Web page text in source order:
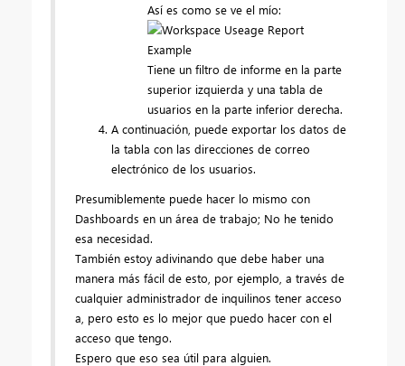
Así es como se ve el mío:
Tiene un filtro de informe en la parte
superior izquierda y una tabla de
usuarios en la parte inferior derecha.
A continuación, puede exportar los datos de
la tabla con las direcciones de correo
electrónico de los usuarios.
Presumiblemente puede hacer lo mismo con
Dashboards en un área de trabajo; No he tenido
esa necesidad.
También estoy adivinando que debe haber una
manera más fácil de esto, por ejemplo, a través de
cualquier administrador de inquilinos tener acceso
a, pero esto es lo mejor que puedo hacer con el
acceso que tengo.
Espero que eso sea útil para alguien.